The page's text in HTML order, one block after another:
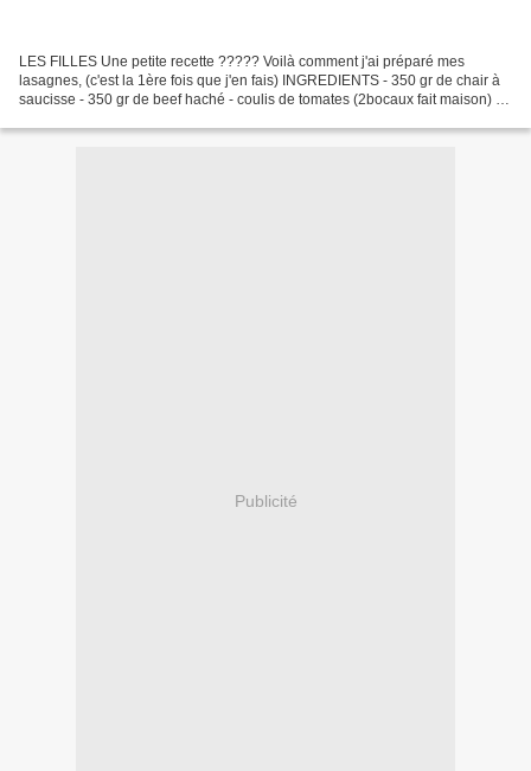
LES FILLES Une petite recette ????? Voilà comment j'ai préparé mes
lasagnes, (c'est la 1ère fois que j'en fais) INGREDIENTS - 350 gr de chair à
saucisse - 350 gr de beef haché - coulis de tomates (2bocaux fait maison) -
Publicité